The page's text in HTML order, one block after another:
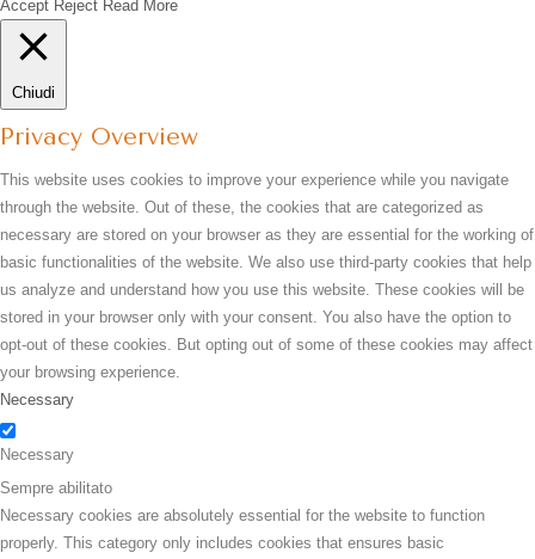
Accept Reject Read More
Chiudi
Privacy Overview
This website uses cookies to improve your experience while you navigate
through the website. Out of these, the cookies that are categorized as
necessary are stored on your browser as they are essential for the working of
basic functionalities of the website. We also use third-party cookies that help
us analyze and understand how you use this website. These cookies will be
stored in your browser only with your consent. You also have the option to
opt-out of these cookies. But opting out of some of these cookies may affect
your browsing experience.
Necessary
Necessary
Sempre abilitato
Necessary cookies are absolutely essential for the website to function
properly. This category only includes cookies that ensures basic